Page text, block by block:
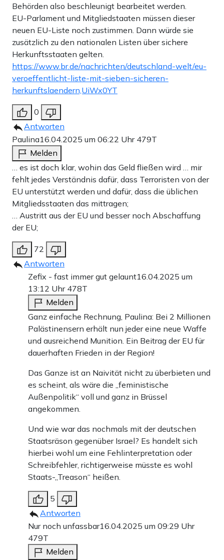
Behörden also beschleunigt bearbeitet werden.
EU-Parlament und Mitgliedstaaten müssen dieser
neuen EU-Liste noch zustimmen. Dann würde sie
zusätzlich zu den nationalen Listen über sichere
Herkunftsstaaten gelten.
https://www.br.de/nachrichten/deutschland-welt/eu-
veroeffentlicht-liste-mit-sieben-sicheren-
herkunftslaendern,UiWx0YT
0
Antworten
Paulina16.04.2025 um 06:22 Uhr 479T
Melden
… es ist doch klar, wohin das Geld fließen wird … mir
fehlt jedes Verständnis dafür, dass Terroristen von der
EU unterstützt werden und dafür, dass die üblichen
Mitgliedsstaaten das mittragen;
… Austritt aus der EU und besser noch Abschaffung
der EU;
72
Antworten
Zefix - fast immer gut gelaunt16.04.2025 um
13:12 Uhr 478T
Melden
Ganz einfache Rechnung, Paulina: Bei 2 Millionen
Palästinensern erhält nun jeder eine neue Waffe
und ausreichend Munition. Ein Beitrag der EU für
dauerhaften Frieden in der Region!
Das Ganze ist an Naivität nicht zu überbieten und
es scheint, als wäre die „feministische
Außenpolitik“ voll und ganz in Brüssel
angekommen.
Und wie war das nochmals mit der deutschen
Staatsräson gegenüber Israel? Es handelt sich
hierbei wohl um eine Fehlinterpretation oder
Schreibfehler, richtigerweise müsste es wohl
Staats-„Treason“ heißen.
5
Antworten
Nur noch unfassbar16.04.2025 um 09:29 Uhr
479T
Melden